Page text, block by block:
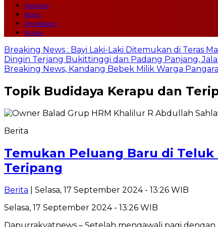
Nasional
Bisnis
Pendidikan
Politik
Breaking News : Bayi Laki-Laki Ditemukan di Teras
Dingin Terjang Bukittinggi dan Padang Panjang,
Breaking News, Kandang Bebek Milik Warga
Topik Budidaya Kerapu dan
Berita
Temukan Peluang Baru di
Teripang
Berita | Selasa, 17 September 2024 - 13:26 WIB
Selasa, 17 September 2024 - 13:26 WIB
Dapurrakyatnews – Setelah mengawali pagi